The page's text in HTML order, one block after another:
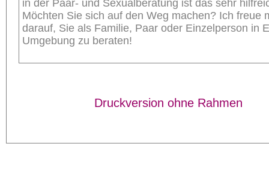
in der Paar- und Sexualberatung ist das sehr
Möchten Sie sich auf den Weg machen? Ich freue
darauf, Sie als Familie, Paar oder Einzelperson in
Umgebung zu beraten!
Druckversion ohne Rahmen